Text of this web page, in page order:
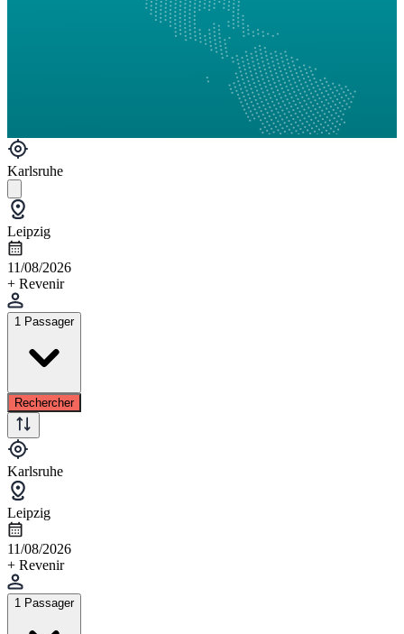
Karlsruhe
Leipzig
11/08/2026
+ Revenir
1 Passager
Rechercher
Karlsruhe
Leipzig
11/08/2026
+ Revenir
1 Passager